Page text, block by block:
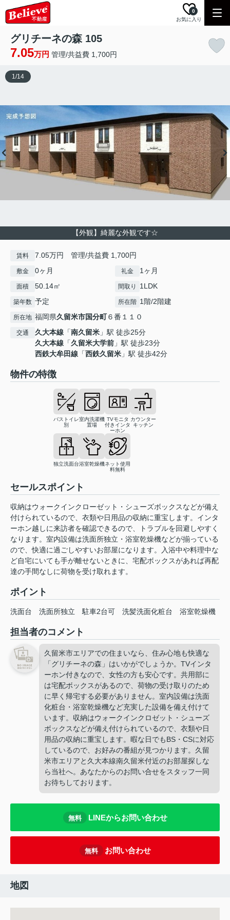
お気に入り
0
グリチーネの森 105
7.05万円 管理/共益費 1,700円
【外観】綺麗な外観です☆
1/14
賃料 7.05万円 管理/共益費 1,700円
敷金 0ヶ月 礼金 1ヶ月
面積 50.14㎡ 間取り 1LDK
築年数 予定 所在階 1階/2階建
所在地 福岡県久留米市国分町６番１１０
交通 久大本線 「南久留米 」駅 徒歩25分
久大本線 「久留米大学前 」駅 徒歩23分
西鉄大牟田線 「西鉄久留米 」駅 徒歩42分
物件の特徴
バストイレ
別
室内洗濯機
置場
TVモニタ
付きインタ
ーホン
カウンター
キッチン
独立洗面台浴室乾燥機ネット使用
料無料
セールスポイント
収納はウォークインクローゼット・シューズボックスなどが備え
付けられているので、衣類や日用品の収納に重宝します。インタ
ーホン越しに来訪者を確認できるので、トラブルを回避しやすく
なります。室内設備は洗面所独立・浴室乾燥機などが揃っている
ので、快適に過ごしやすいお部屋になります。入浴中や料理中な
ど自宅にいても手が離せないときに、宅配ボックスがあれば再配
達の手間なしに荷物を受け取れます。
ポイント
洗面台 洗面所独立 駐車2台可 洗髪洗面化粧台 浴室乾燥機
担当者のコメント
久留米市エリアでの住まいなら、住み心地も快適な
「グリチーネの森」はいかがでしょうか。TVインタ
ーホン付きなので、女性の方も安心です。共用部に
は宅配ボックスがあるので、荷物の受け取りのため
に早く帰宅する必要がありません。室内設備は洗面
化粧台・浴室乾燥機など充実した設備を備え付けて
います。収納はウォークインクロゼット・シューズ
ボックスなどが備え付けられているので、衣類や日
用品の収納に重宝します。暇な日でもBS・CSに対応
しているので、お好みの番組が見つかります。久留
米市エリアと久大本線南久留米付近のお部屋探しな
ら当社へ。あなたからのお問い合せをスタッフ一同
お待ちしております。
無料 LINEからお問い合わせ
無料 お問い合わせ
地図